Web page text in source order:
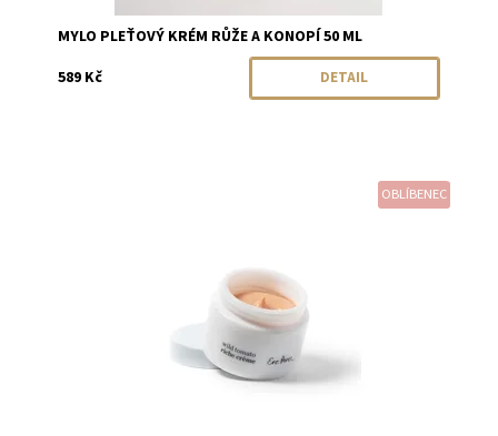
MYLO PLEŤOVÝ KRÉM RŮŽE A KONOPÍ 50 ML
589 Kč
DETAIL
OBLÍBENEC